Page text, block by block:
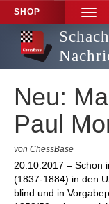
SHOP
Schach
Neu:
Paul
von ChessBase
20.10.2017 – Schon
(1837-1884) in den
blind und in